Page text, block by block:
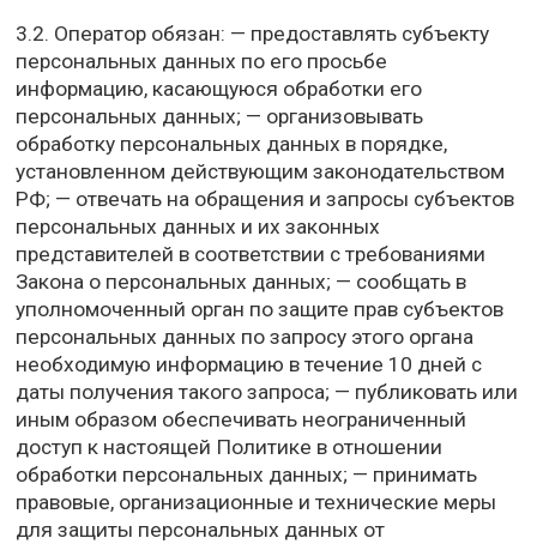
3.2. Оператор обязан: — предоставлять субъекту
персональных данных по его просьбе
информацию, касающуюся обработки его
персональных данных; — организовывать
обработку персональных данных в порядке,
установленном действующим законодательством
РФ; — отвечать на обращения и запросы субъектов
персональных данных и их законных
представителей в соответствии с требованиями
Закона о персональных данных; — сообщать в
уполномоченный орган по защите прав субъектов
персональных данных по запросу этого органа
необходимую информацию в течение 10 дней с
даты получения такого запроса; — публиковать или
иным образом обеспечивать неограниченный
доступ к настоящей Политике в отношении
обработки персональных данных; — принимать
правовые, организационные и технические меры
для защиты персональных данных от